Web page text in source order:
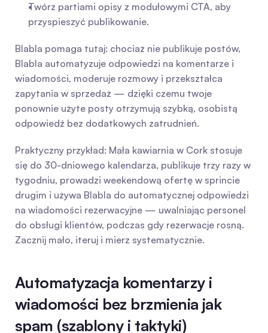
Twórz partiami opisy z modułowymi CTA, aby
przyspieszyć publikowanie.
Blabla pomaga tutaj: chociaż nie publikuje postów,
Blabla automatyzuje odpowiedzi na komentarze i
wiadomości, moderuje rozmowy i przekształca
zapytania w sprzedaż — dzięki czemu twoje
ponownie użyte posty otrzymują szybką, osobistą
odpowiedź bez dodatkowych zatrudnień.
Praktyczny przykład: Mała kawiarnia w Cork stosuje
się do 30-dniowego kalendarza, publikuje trzy razy w
tygodniu, prowadzi weekendową ofertę w sprincie
drugim i używa Blabla do automatycznej odpowiedzi
na wiadomości rezerwacyjne — uwalniając personel
do obsługi klientów, podczas gdy rezerwacje rosną.
Zacznij mało, iteruj i mierz systematycznie.
Automatyzacja komentarzy i
wiadomości bez brzmienia jak
spam (szablony i taktyki)